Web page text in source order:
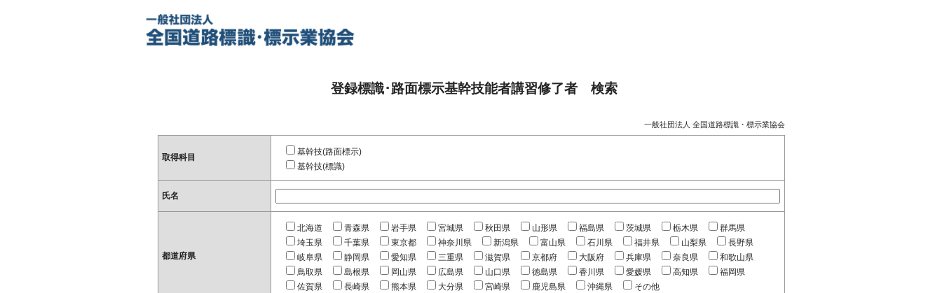
登録標識･路面標示基幹技能者講習修了者 検索
一般社団法人 全国道路標識・標示業協会
取得科目
基幹技(路面標示)
基幹技(標識)
氏名
都道府県
北海道 青森県 岩手県 宮城県 秋田県 山形県 福島県 茨城県 栃木県
群馬県
埼玉県
千葉県 東京都 神奈川県 新潟県 富山県 石川県 福井県 山梨県
長野県
岐阜県
静岡県 愛知県 三重県 滋賀県 京都府 大阪府 兵庫県 奈良県
和歌山県
鳥取県
島根県 岡山県 広島県 山口県 徳島県 香川県 愛媛県 高知県
福岡県
佐賀県
長崎県 熊本県 大分県 宮崎県 鹿児島県 沖縄県 その他